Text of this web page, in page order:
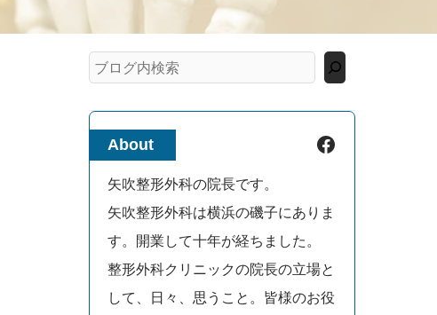
検
索
About Facebook
矢吹整形外科の院長です。
矢吹整形外科は横浜の磯子にありま
す。開業して十年が経ちました。
整形外科クリニックの院長の立場と
して、日々、思うこと。皆様のお役